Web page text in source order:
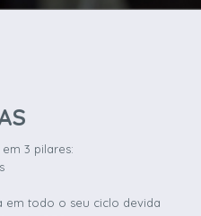
3 pilares:
em todo o seu ciclo devida